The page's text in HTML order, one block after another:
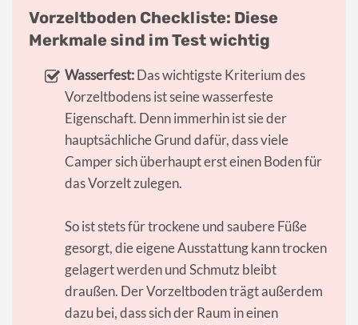
Vorzeltboden Checkliste: Diese
Merkmale sind im Test wichtig
Wasserfest:Das wichtigste Kriterium des
Vorzeltbodens ist seine wasserfeste
Eigenschaft. Denn immerhin ist sie der
hauptsächliche Grund dafür, dass viele
Camper sich überhaupt erst einen Boden für
das Vorzelt zulegen.
So ist stets für trockene und saubere Füße
gesorgt, die eigene Ausstattung kann trocken
gelagert werden und Schmutz bleibt
draußen. Der Vorzeltboden trägt außerdem
dazu bei, dass sich der Raum in einen